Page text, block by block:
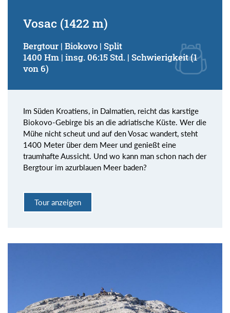
Vosac (1422 m)
Bergtour | Biokovo | Split
1400 Hm | insg. 06:15 Std. | Schwierigkeit (1
von 6)
Im Süden Kroatiens, in Dalmatien, reicht das karstige
Biokovo-Gebirge bis an die adriatische Küste. Wer die
Mühe nicht scheut und auf den Vosac wandert, steht
1400 Meter über dem Meer und genießt eine
traumhafte Aussicht. Und wo kann man schon nach der
Bergtour im azurblauen Meer baden?
Tour anzeigen